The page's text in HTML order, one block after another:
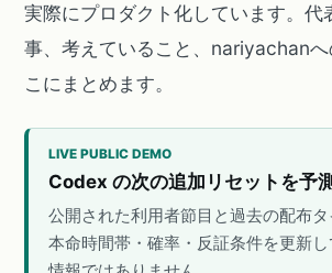
実際にプロダクト化しています。代
事、考えていること、nariyachanへ
こにまとめます。
LIVE PUBLIC DEMO
Codex の次の追加リセットを予
公開された利用者節目と過去の配布タ
本命時間帯・確率・反証条件を更新